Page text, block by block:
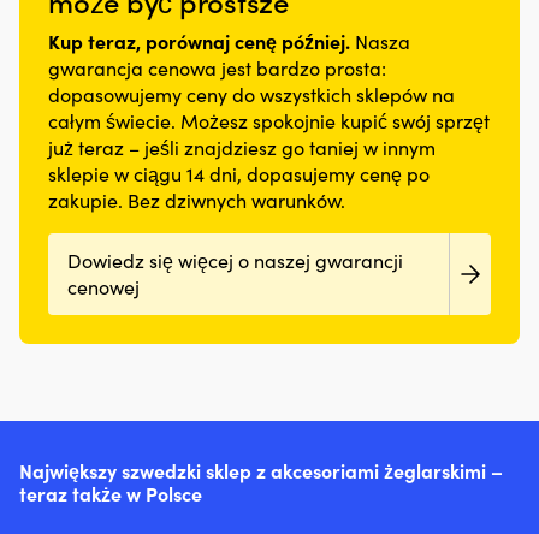
Kup teraz, porównaj cenę później. Nasza
gwarancja cenowa jest bardzo prosta:
dopasowujemy ceny do wszystkich sklepów na
całym świecie. Możesz spokojnie kupić swój sprzęt
już teraz – jeśli znajdziesz go taniej w innym
sklepie w ciągu 14 dni, dopasujemy cenę po
zakupie. Bez dziwnych warunków.
Dowiedz się więcej o naszej gwarancji
cenowej
Największy szwedzki sklep z akcesoriami żeglarskimi –
teraz także w Polsce